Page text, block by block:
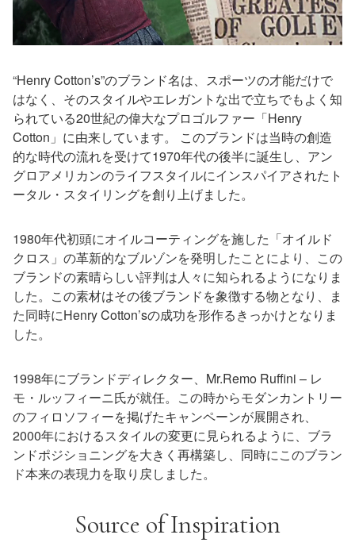
“Henry Cotton’s”のブランド名は、スポーツの才能だけで
はなく、そのスタイルやエレガントな出で立ちでもよく知
られている20世紀の偉大なプロゴルファー「Henry
Cotton」に由来しています。 このブランドは当時の創造
的な時代の流れを受けて1970年代の後半に誕生し、アン
グロアメリカンのライフスタイルにインスパイアされたト
ータル・スタイリングを創り上げました。
1980年代初頭にオイルコーティングを施した「オイルド
クロス」の革新的なブルゾンを発明したことにより、この
ブランドの素晴らしい評判は人々に知られるようになりま
した。この素材はその後ブランドを象徴する物となり、ま
た同時にHenry Cotton’sの成功を形作るきっかけとなりま
した。
1998年にブランドディレクター、Mr.Remo Ruffini – レ
モ・ルッフィーニ氏が就任。この時からモダンカントリー
のフィロソフィーを掲げたキャンペーンが展開され、
2000年におけるスタイルの変更に見られるように、ブラ
ンドポジショニングを大きく再構築し、同時にこのブラン
ド本来の表現力を取り戻しました。
Source of Inspiration